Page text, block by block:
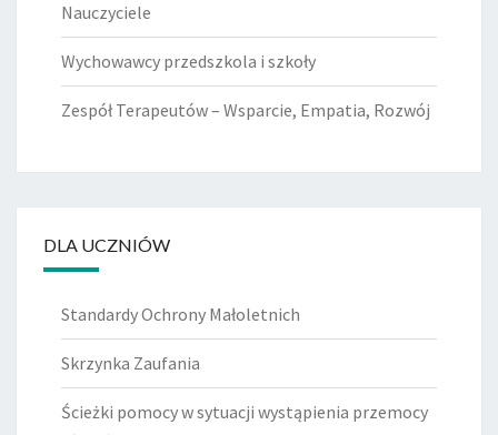
Nauczyciele
Wychowawcy przedszkola i szkoły
Zespół Terapeutów – Wsparcie, Empatia, Rozwój
DLA UCZNIÓW
Standardy Ochrony Małoletnich
Skrzynka Zaufania
Ścieżki pomocy w sytuacji wystąpienia przemocy